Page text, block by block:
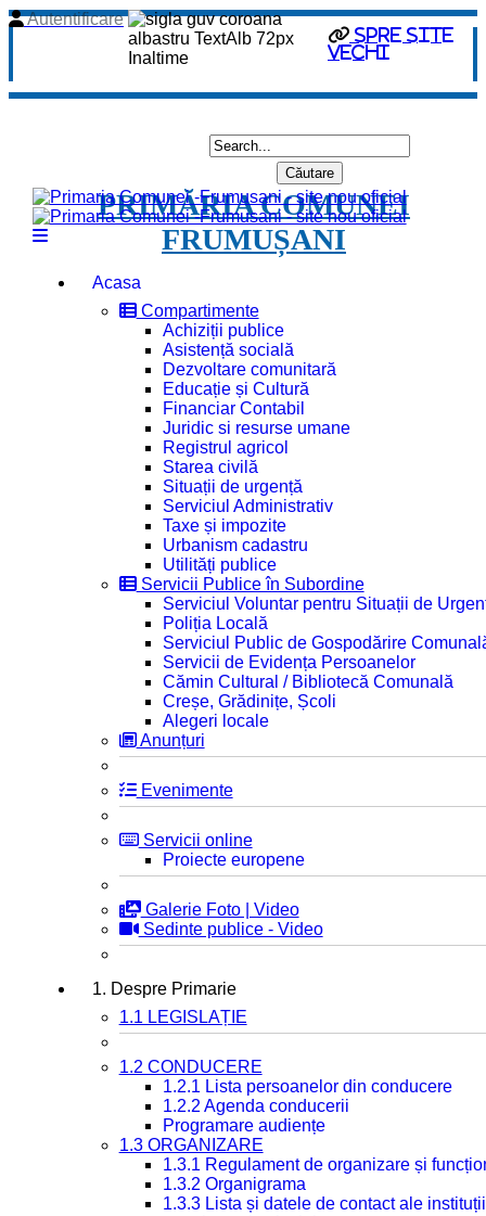
spre site
vechi
Autentificare
PRIMĂRIA COMUNEI
FRUMUȘANI
Acasa
Compartimente
Achiziții publice
Asistență socială
Dezvoltare comunitară
Educație și Cultură
Financiar Contabil
Juridic si resurse umane
Registrul agricol
Starea civilă
Situații de urgență
Serviciul Administrativ
Taxe și impozite
Urbanism cadastru
Utilități publice
Servicii Publice în Subordine
Serviciul Voluntar pentru Situații de
Poliția Locală
Serviciul Public de Gospodărire
Servicii de Evidența Persoanelor
Cămin Cultural / Bibliotecă Comunală
Creșe, Grădinițe, Școli
Alegeri locale
Anunțuri
Evenimente
Servicii online
Proiecte europene
Galerie Foto | Video
Sedinte publice - Video
1. Despre Primarie
1.1 LEGISLAȚIE
1.2 CONDUCERE
1.2.1 Lista persoanelor din conducere
1.2.2 Agenda conducerii
Programare audiențe
1.3 ORGANIZARE
1.3.1 Regulament de organizare și
1.3.2 Organigrama
1.3.3 Lista și datele de contact ale